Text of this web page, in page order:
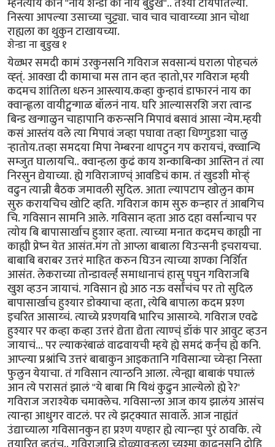
निस्त्या आपल्या उसाच्या चुट्ट्या. चाव चाव चावाय्च्या आन चोथा
राह्यला का थुकुन टाखायच्या.
शेन्डा ना बुडुख १
येळ्भर समदी कामं उरकुनसनि गविराज सवसान्चं घराला पोहचलं
व्ह्त्ं. आक्खा दी कामाचा मस तान व्हत र्‍हातो,पर गविराज म्हयी
कदमच शांतिला धरुन आस्त्याय.कव्हा कुन्हावं डाफारनं नाय का
क्वान्ह्लला वायीट्वन्गाळ बॉलनं नाय. घरि आल्यासरशि जरा त्वान्ड
बिन्ड खन्गाळुन चाहापानि करुन्सनि मिपावं बसावं आसा न्येम.म्हयी
कसं आस्तंय वले त्या मिपावं जव्हा पघावा तव्हा धिण्गुडशा चालु
र्‍हातोय.तव्हा समदया मिपा नेम्बरना थापटुन गप करायचं, क्व्वान्चि
सम्जुत घालायचि.. क्वान्हला कुढं काय शन्काबिन्का आस्तिन तं त्या
निरसुन द्येयाच्या. ह्ये गविराजाण्च्ं आवडिचं काम. तं खुडशी मोर्‍ह्ं
वढुन त्यान्नी बैठक जमावली सुदिल. आता ल्यापटाप खोलुन काम
सुरु करायचिच खोटि व्हति. गविराज काम सुरु कर्‍न्हार तं आबगिच
चि. गविसान सामनि आले. गविसान व्हता आठ दहा वर्सान्चाच पर
त्योय बि बापासार्खाच हुशार व्हता. त्याच्या मनात कदमच काह्यी ना
काह्यी प्रेष्न येत आसंत.मंग तो आप्ला बाबाला यिउन्सनी इचरायचा.
बाबाबि बराबर उत्तरं माहित करुन घिउन त्याच्या शण्का निर्शित
आसंत. लेकराच्या तोन्डावर्ल्हं समाधानाचं हासु पघुन गविराजबि
खुश व्हउन जायाचं. गविसान ह्ये आठ नऊ वर्सांचंच पर तो सुदिल
बापासार्खाच हुश्यार डोक्याचा व्हता, त्येबि बापाला कदम प्रश्ण
इचरित आसाय्चं. त्याच्ये प्रश्णयबि भारिच आसाय्चे. गविराज एवढे
हुश्यार पर कव्हा कव्हा उत्तरं द्येता द्येता त्याण्च्ं डॉकं पार आवुट व्हउन
जायाचं... पर ल्याकरंबाळं वाढवायची म्हये ह्ये समदं कर्न्ंच ह्ये कनि.
आप्ल्या प्रश्नांचि उत्तरं बाबाकुन आइकतानि गविसान्चा च्येर्‍हा निस्ता
फुलुन येयाचा. तं गविसान त्यान्ठनि आला. त्येन्ह्या बाबाकं पघात्लं
आन त्ये परासतं झालं "ये बाबा मि यिथं कुढुन आल्येलो ह्ये रे?'
गविराज जराश्येक चमाक्लेच. गविसान्ला आज काय झालंय आसंच
त्यान्हा आधुगर वाटलं. पर त्ये झट्क्यात सावार्ले. आज नाह्यंतं
उंद्याच्याला गविसानकुन हा प्रश्ण यण्हार ह्ये त्यान्न्हा पुरं ठावकि. त्ये